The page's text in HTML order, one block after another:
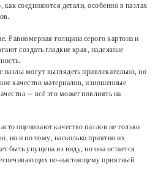
как соединяются детали, особенно в пазлах
Равномерная толщина серого картона и
создать гладкие края, надежные
могут выглядеть привлекательно, но
качество материалов, изношенные
— всё это может повлиять на
оценивают качество пазлов не только
но и по тому, насколько приятно их
быть упущена из виду, но она остается
по-настоящему приятный